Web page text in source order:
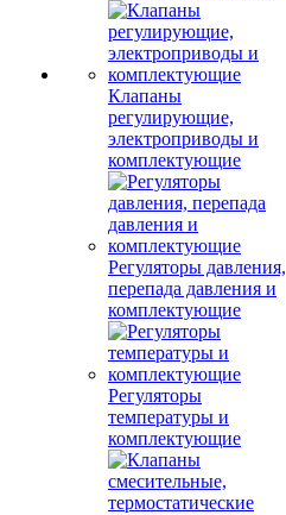
Клапаны
регулирующие,
электроприводы и
комплектующие
Регуляторы давления,
перепада давления и
комплектующие
Регуляторы
температуры и
комплектующие